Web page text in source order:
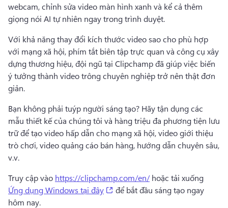
webcam, chỉnh sửa video màn hình xanh và kể cả thêm
giọng nói AI tự nhiên ngay trong trình duyệt.
Với khả năng thay đổi kích thước video sao cho phù hợp
với mạng xã hội, phím tắt biên tập trực quan và công cụ xây
dựng thương hiệu, đội ngũ tại Clipchamp đã giúp việc biến
ý tưởng thành video trông chuyên nghiệp trở nên thật đơn
giản.
Bạn không phải tuýp người sáng tạo? Hãy tận dụng các
mẫu thiết kế của chúng tôi và hàng triệu đa phương tiện lưu
trữ để tạo video hấp dẫn cho mạng xã hội, video giới thiệu
trò chơi, video quảng cáo bán hàng, hướng dẫn chuyên sâu,
v.v.
Truy cập vào https://clipchamp.com/en/ hoặc tải xuống
Ứng dụng Windows tại đây
(opens in a new tab)
để bắt đầu sáng tạo ngay
hôm nay.